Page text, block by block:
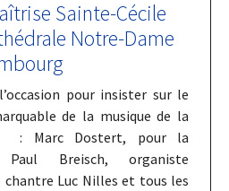
Sainte-Cécile
Notre-Dame
pour insister sur le
de la musique de la
: Marc Dostert, pour la
Paul Breisch, organiste
Luc Nilles et tous les